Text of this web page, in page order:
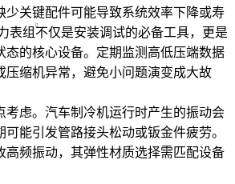
少关键配件可能导致系统效率下降或寿
表组 不仅是安装调试的必备工具，更是
态的核心设备。定期监测高低压端数据
压缩机异常，避免小问题演变成大故
考虑。汽车制冷机运行时产生的振动会
能引发管路接头松动或钣金件疲劳。
高频振动，其弹性材质选择需匹配设备